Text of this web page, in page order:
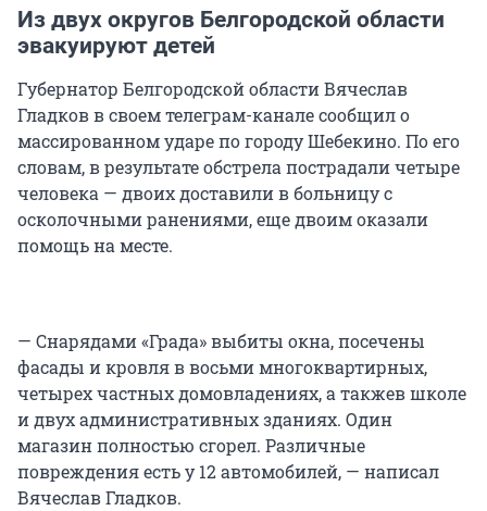
Из двух округов Белгородской области
эвакуируют детей
Губернатор Белгородской области Вячеслав
Гладков в своем телеграм-канале сообщил о
массированном ударе по городу Шебекино. По его
словам, в результате обстрела пострадали четыре
человека — двоих доставили в больницу с
осколочными ранениями, еще двоим оказали
помощь на месте.
— Снарядами «Града» выбиты окна, посечены
фасады и кровля в восьми многоквартирных,
четырех частных домовладениях, а такжев школе
и двух административных зданиях. Один
магазин полностью сгорел. Различные
повреждения есть у 12 автомобилей, — написал
Вячеслав Гладков.